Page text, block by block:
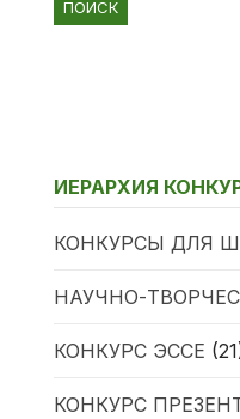
ИЕРАРХИЯ
КОНКУРСЫ ДЛЯ
НАУЧНО-
КОНКУРС ЭССЕ
КОНКУРС